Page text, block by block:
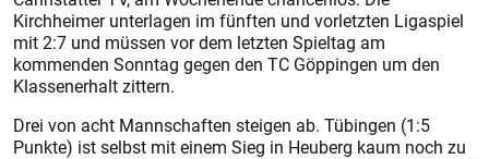
Kirchheimer unterlagen im fünften und vorletzten Liga­spiel
mit 2:7 und müssen vor dem letzten Spieltag am
kommenden Sonntag gegen den TC Göppingen um den
Klassenerhalt zittern.
Drei von acht Mannschaften steigen ab. Tübingen (1:5
Punkte) ist selbst mit einem Sieg in Heuberg kaum noch zu